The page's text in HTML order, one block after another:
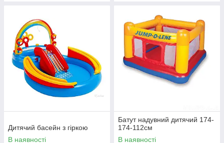
Дитячий басейн з гіркою
В наявності
Батут надувний дитячий 174-
174-112см
В наявності